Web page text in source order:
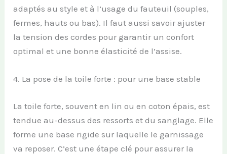
adaptés au style et à l’usage du fauteuil (souples,
fermes, hauts ou bas). Il faut aussi savoir ajuster
la tension des cordes pour garantir un confort
optimal et une bonne élasticité de l’assise.
4. La pose de la toile forte : pour une base stable
La toile forte, souvent en lin ou en coton épais, est
tendue au-dessus des ressorts et du sanglage. Elle
forme une base rigide sur laquelle le garnissage
va reposer. C’est une étape clé pour assurer la